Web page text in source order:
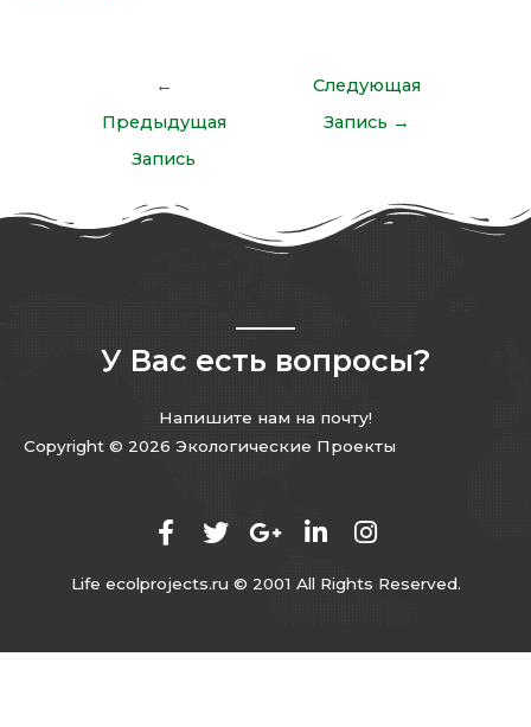
←
Предыдущая
Запись
Следующая
Запись →
У Вас есть вопросы?
Напишите нам на почту!
Copyright © 2026 Экологические Проекты
Life ecolprojects.ru © 2001 All Rights Reserved.